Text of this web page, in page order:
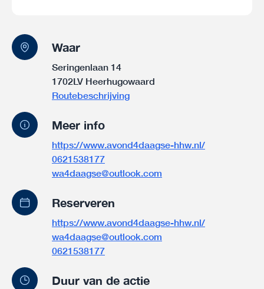
Waar
Seringenlaan 14
1702LV Heerhugowaard
Routebeschrijving
Meer info
https://www.avond4daagse-hhw.nl/
0621538177
wa4daagse@outlook.com
Reserveren
https://www.avond4daagse-hhw.nl/
wa4daagse@outlook.com
0621538177
Duur van de actie